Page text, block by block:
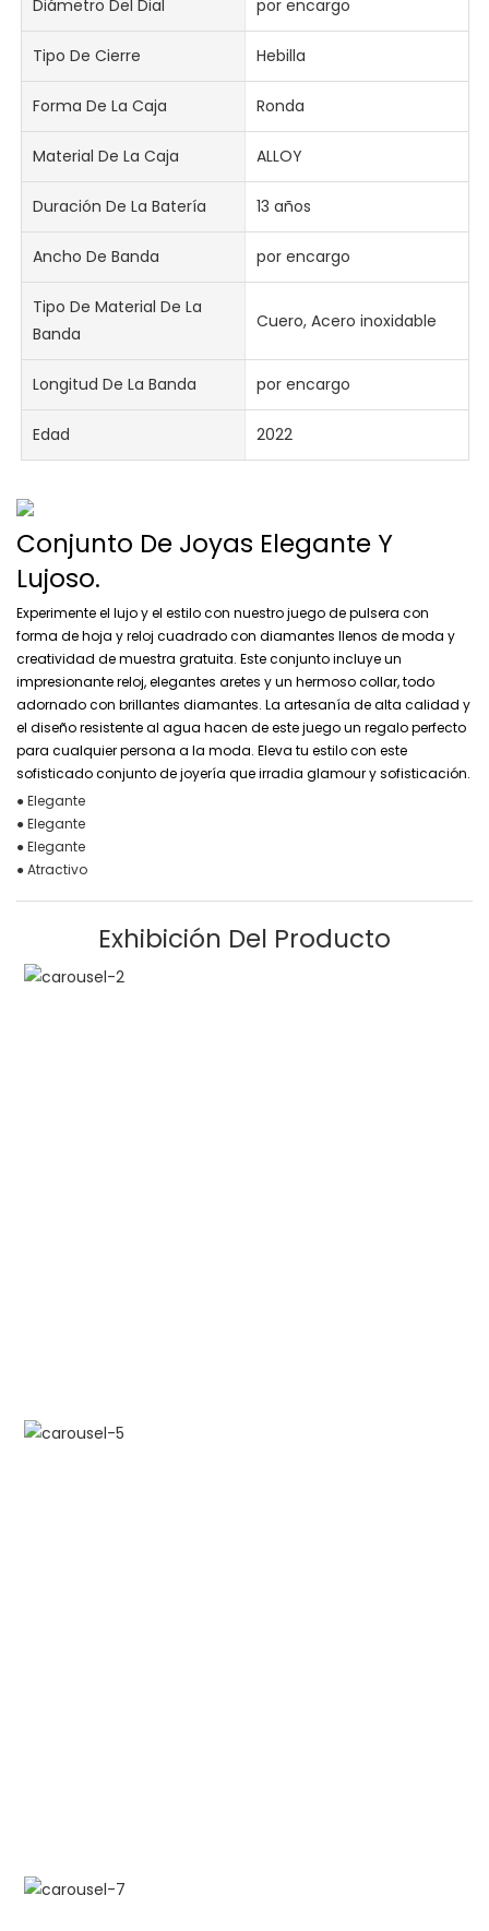
Diámetro Del Dial por encargo
Tipo De Cierre Hebilla
Forma De La Caja Ronda
Material De La Caja ALLOY
Duración De La Batería 13 años
Ancho De Banda por encargo
Tipo De Material De La
Banda
Cuero, Acero inoxidable
Longitud De La Banda por encargo
Edad 2022
Conjunto De Joyas Elegante Y
Lujoso.
Experimente el lujo y el estilo con nuestro juego de pulsera con
forma de hoja y reloj cuadrado con diamantes llenos de moda y
creatividad de muestra gratuita. Este conjunto incluye un
impresionante reloj, elegantes aretes y un hermoso collar, todo
adornado con brillantes diamantes. La artesanía de alta calidad y
el diseño resistente al agua hacen de este juego un regalo perfecto
para cualquier persona a la moda. Eleva tu estilo con este
sofisticado conjunto de joyería que irradia glamour y sofisticación.
● Elegante
● Elegante
● Elegante
● Atractivo
Exhibición Del Producto